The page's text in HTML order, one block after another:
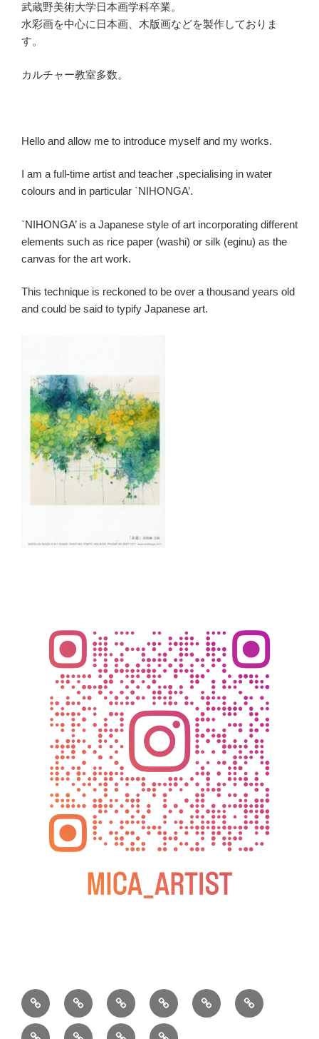
武蔵野美術大学日本画学科卒業。
水彩画を中心に日本画、木版画などを製作しておりま
す。
カルチャー教室多数。
Hello and allow me to introduce myself and my works.
I am a full-time artist and teacher ,specialising in water
colours and in particular `NIHONGA’.
`NIHONGA’ is a Japanese style of art incorporating different
elements such as rice paper (washi) or silk (eginu) as the
canvas for the art work.
This technique is reckoned to be over a thousand years old
and could be said to typify Japanese art.
BLOG
教
室
の
お
問
い
動
画
過
去
2025
松
松 小 2026 2025